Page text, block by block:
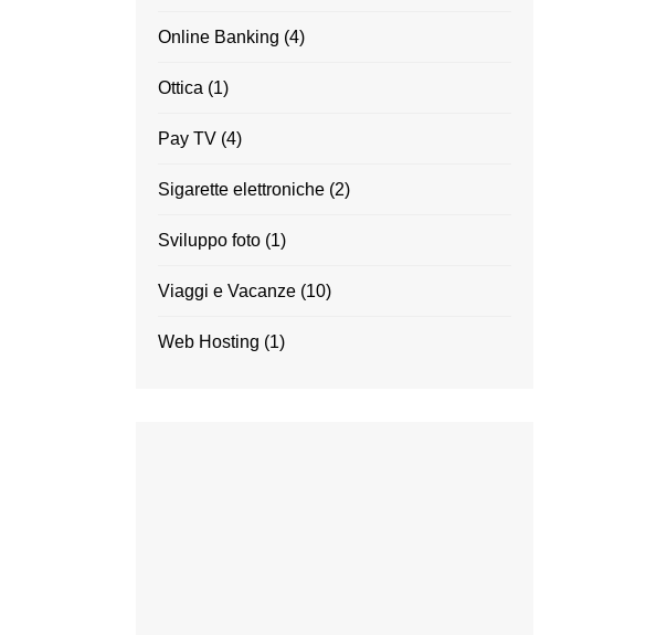
Online Banking (4)
Ottica (1)
Pay TV (4)
Sigarette elettroniche (2)
Sviluppo foto (1)
Viaggi e Vacanze (10)
Web Hosting (1)